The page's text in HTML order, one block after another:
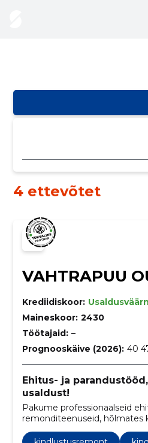
4 ettevõtet
VAHTRAPUU
Krediidiskoor:
Maineskoor: 2430
Töötajaid: –
Prognooskäive (2026): 40
Ehitus- ja
usaldust!
Pakume professionaalseid
remonditeenuseid, hõlmates
ja krohvimisest kuni fassaadi
sanitaartehnika